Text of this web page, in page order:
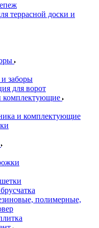
террасной доски и
заборы
для ворот
комплектующие
и комплектующие
полимерные,